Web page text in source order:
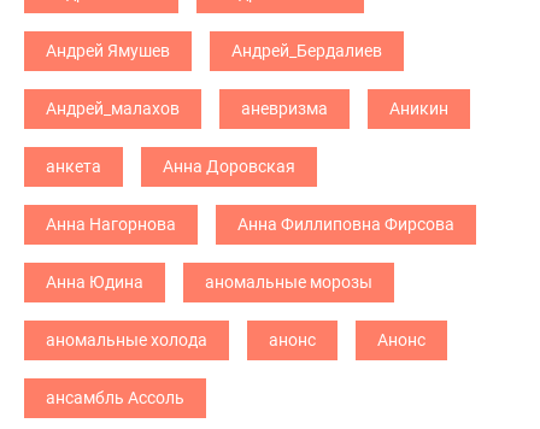
Андрей Ямушев Андрей_Бердалиев
Андрей_малахов аневризма Аникин
анкета Анна Доровская
Анна Нагорнова Анна Филлиповна Фирсова
Анна Юдина аномальные морозы
аномальные холода анонс Анонс
ансамбль Ассоль